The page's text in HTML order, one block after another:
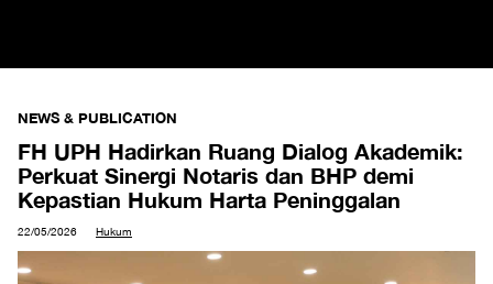
NEWS & PUBLICATION
FH UPH Hadirkan Ruang Dialog Akademik:
Perkuat Sinergi Notaris dan BHP demi
Kepastian Hukum Harta Peninggalan
22/05/2026 Hukum